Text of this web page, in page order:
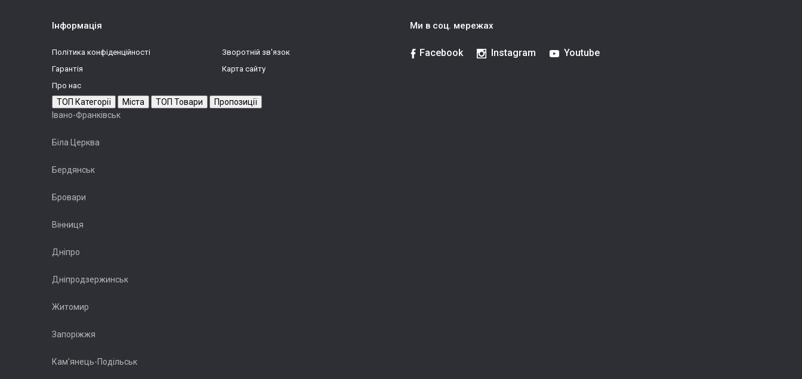
Інформація
Політика конфіденційності
Зворотній зв'язок
Гарантія
Карта сайту
Про нас
Ми в соц. мережах
Facebook Instagram Youtube
ТОП Категорії Міста ТОП Товари
Пропозиції
Івано-Франківськ
Біла Церква
Бердянськ
Бровари
Вінниця
Дніпро
Дніпродзержинськ
Житомир
Запоріжжя
Кам'янець-Подільськ